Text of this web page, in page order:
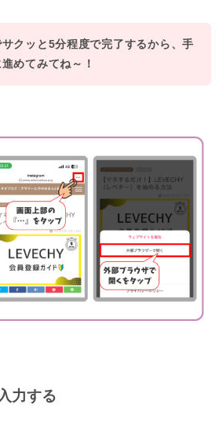
サクッと5分程度で完了するから、手
めてみてね～！
力する